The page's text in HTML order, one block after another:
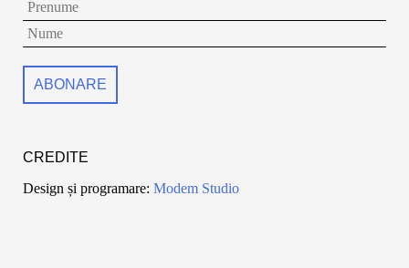
CREDITE
Design și programare: Modem Studio